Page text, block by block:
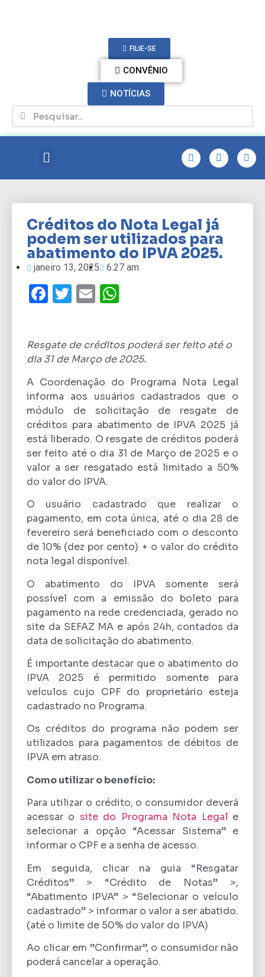
FILIE-SE
CONVÊNIO
NOTÍCIAS
Créditos do Nota Legal já
podem ser utilizados para
abatimento do IPVA 2025.
janeiro 13, 2025 6:27 am
Facebook
Twitter
Email
Resgate de créditos poderá ser feito até o
dia 31 de Março de 2025.
A Coordenação do Programa Nota Legal
informa aos usuários cadastrados que o
módulo de solicitação de resgate de
créditos para abatimento de IPVA 2025 já
está liberado. O resgate de créditos poderá
ser feito até o dia 31 de Março de 2025 e o
valor a ser resgatado está limitado a 50%
do valor do IPVA.
O usuário cadastrado que realizar o
pagamento, em cota única, até o dia 28 de
fevereiro será beneficiado com o desconto
de 10% (dez por cento) + o valor do crédito
nota legal disponível.
O abatimento do IPVA somente será
possível com a emissão do boleto para
pagamento na rede credenciada, gerado no
site da SEFAZ MA e após 24h, contados da
data de solicitação do abatimento.
É importante destacar que o abatimento do
IPVA 2025 é permitido somente para
veículos cujo CPF do proprietário esteja
cadastrado no Programa.
Os créditos do programa não podem ser
utilizados para pagamentos de débitos de
IPVA em atraso.
Como utilizar o benefício:
Para utilizar o crédito, o consumidor deverá
acessar o site do Programa Nota Legal e
selecionar a opção “Acessar Sistema” e
informar o CPF e a senha de acesso.
Em seguida, clicar na guia “Resgatar
Créditos” > “Crédito de Notas” >,
“Abatimento IPVA” > “Selecionar o veículo
cadastrado” > informar o valor a ser abatido.
(até o limite de 50% do valor do IPVA)
Ao clicar em ”Confirmar”, o consumidor não
poderá cancelar a operação.